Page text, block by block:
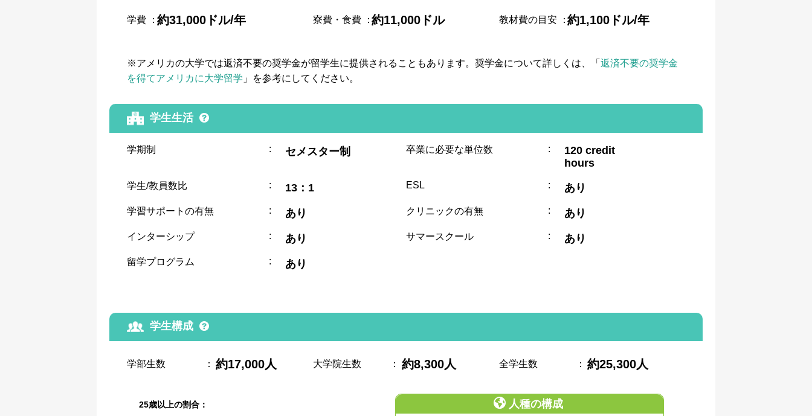
学費 ：約31,000ドル/年 寮費・食費 ：約11,000ドル 教材費の目安 ：約1,100ドル/年
※アメリカの大学では返済不要の奨学金が留学生に提供されることもあります。奨学金について詳しくは、「返済不要の奨学金
を得てアメリカに大学留学 」を参考にしてください。
学生生活
学期制 : セメスター制 卒業に必要な単位数 :
120 credit
hours
学生/教員数比 : 13：1 ESL : あり
学習サポートの有無 : あり クリニックの有無 : あり
インターシップ : あり サマースクール : あり
留学プログラム : あり
学生構成
学部生数 ： 約17,000人 大学院生数 ： 約8,300人 全学生数 ： 約25,300人
25歳以上の割合： 人種の構成